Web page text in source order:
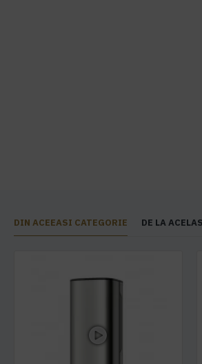
DIN ACEEASI CATEGORIE DE LA